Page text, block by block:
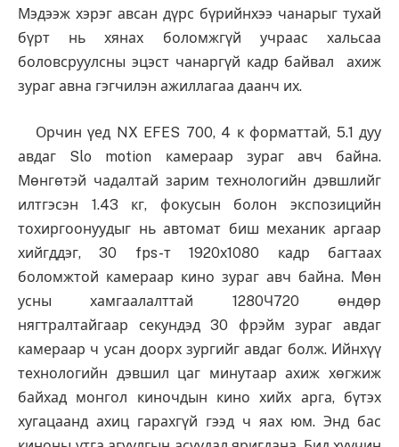
Мэдээж хэрэг авсан дүрс бүрийнхээ чанарыг тухай
бүрт нь хянах боломжгүй учраас хальсаа
боловсруулсны эцэст чанаргүй кадр байвал ахиж
зураг авна гэгчилэн ажиллагаа даанч их.
Орчин үед NX EFES 700, 4 к форматтай, 5.1 дуу
авдаг Slo motion камераар зураг авч байна.
Мөнгөтэй чадалтай зарим технологийн дэвшлийг
илтгэсэн 1.43 кг, фокусын болон экспозицийн
тохиргоонуудыг нь автомат биш механик аргаар
хийгддэг, 30 fps-т 1920х1080 кадр багтаах
боломжтой камераар кино зураг авч байна. Мөн
усны хамгаалалттай 1280Ч720 өндөр
нягтралтайгаар секундэд 30 фрэйм зураг авдаг
камераар ч усан доорх зургийг авдаг болж. Ийнхүү
технологийн дэвшил цаг минутаар ахиж хөгжиж
байхад монгол киночдын кино хийх арга, бүтэх
хугацаанд ахиц гарахгүй гээд ч яах юм. Энд бас